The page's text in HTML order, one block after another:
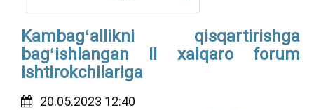
Kambagʻallikni qisqartirishga
bagʻishlangan II xalqaro forum
ishtirokchilariga
20.05.2023 12:40